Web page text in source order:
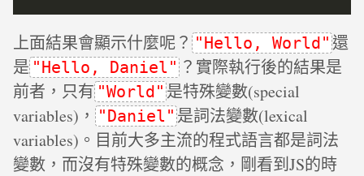
上面結果會顯示什麼呢？ "Hello, World" 還
是 "Hello, Daniel" ？實際執行後的結果是
前者，只有 "World" 是特殊變數(special
variables)， "Daniel" 是詞法變數(lexical
variables)。目前大多主流的程式語言都是詞法
變數，而沒有特殊變數的概念，剛看到JS的時